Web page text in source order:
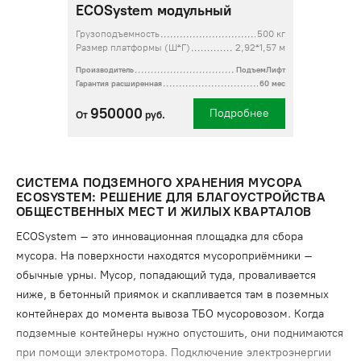
ECOSystem модульный
Грузоподъемность
500 кг
Размер платформы (Ш*Г)
2,92*1,57 м
Производитель
ПодъемЛифт
Гарантия расширенная
60 мес
От 950000 руб. Подробнее
СИСТЕМА ПОДЗЕМНОГО ХРАНЕНИЯ МУСОРА
ECOSYSTEM: РЕШЕНИЕ ДЛЯ БЛАГОУСТРОЙСТВА
ОБЩЕСТВЕННЫХ МЕСТ И ЖИЛЫХ КВАРТАЛОВ
ECOSystem – это инновационная площадка для сбора
мусора. На поверхности находятся мусороприёмники –
обычные урны. Мусор, попадающий туда, проваливается
ниже, в бетонный приямок и скапливается там в поземных
контейнерах до момента вывоза ТБО мусоровозом. Когда
подземные контейнеры нужно опустошить, они поднимаются
при помощи электромотора. Подключение электроэнергии